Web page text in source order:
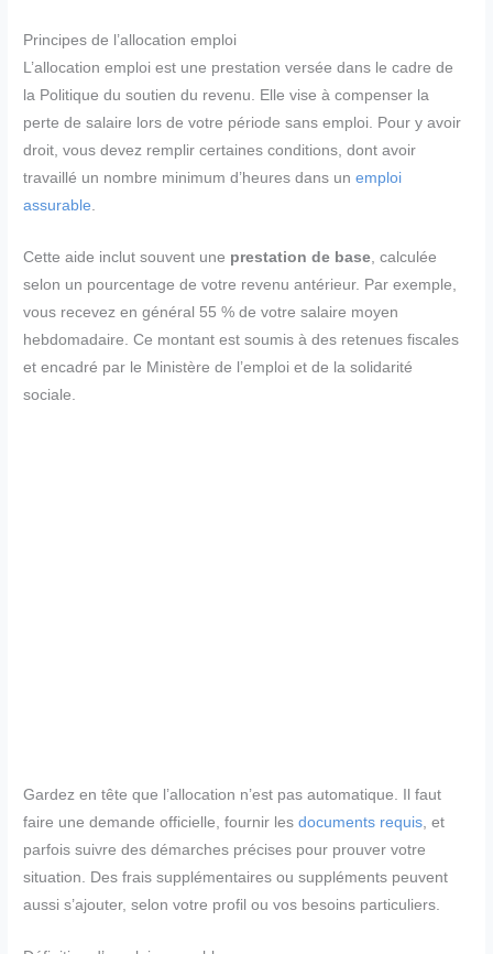
Principes de l’allocation emploi
L’allocation emploi est une prestation versée dans le cadre de
la Politique du soutien du revenu. Elle vise à compenser la
perte de salaire lors de votre période sans emploi. Pour y avoir
droit, vous devez remplir certaines conditions, dont avoir
travaillé un nombre minimum d’heures dans unemploi
assurable
Cette aide inclut souvent une prestation de base , calculée
selon un pourcentage de votre revenu antérieur. Par exemple,
vous recevez en général 55 % de votre salaire moyen
hebdomadaire. Ce montant est soumis à des retenues fiscales
et encadré par le Ministère de l’emploi et de la solidarité
sociale.
Gardez en tête que l’allocation n’est pas automatique. Il faut
faire une demande officielle, fournir lesdocuments requis , et
parfois suivre des démarches précises pour prouver votre
situation. Des frais supplémentaires ou suppléments peuvent
aussi s’ajouter, selon votre profil ou vos besoins particuliers.